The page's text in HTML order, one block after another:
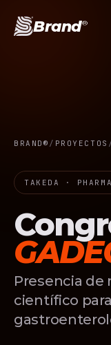
Brand®
BRAND® / PROYECTOS
TAKEDA ·
Presencia de
científico